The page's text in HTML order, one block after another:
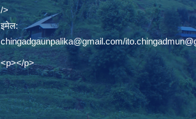
/>
इमेल:
chingadgaunpalika@gmail.com/
<p></p>